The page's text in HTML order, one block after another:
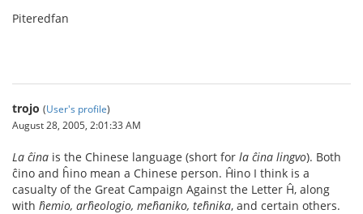
Piteredfan
trojo (User's profile)
August 28, 2005, 2:01:33 AM
La ĉina is the Chinese language (short for la ĉina lingvo). Both
ĉino and ĥino mean a Chinese person. Ĥino I think is a
casualty of the Great Campaign Against the Letter Ĥ, along
with ĥemio, arĥeologio, meĥaniko, teĥnika, and certain others.